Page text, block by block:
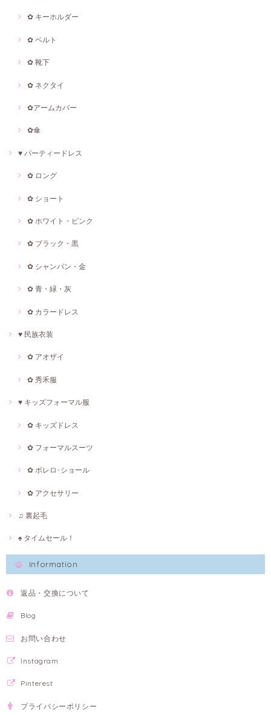
✿ キーホルダー
✿ ベルト
✿ 靴下
✿ ネクタイ
✿アームカバー
✿傘
♥ パーティードレス
✿ ロング
✿ ショート
✿ ホワイト・ピンク
✿ ブラック・黒
✿ シャンパン・金
✿ 青・緑・灰
✿ カラードレス
♥ 民族衣装
✿ アオザイ
✿ 秀禾服
♥ キッズフォーマル服
✿ キッズドレス
✿ フォーマルスーツ
✿ ボレロ･ショール
✿ アクセサリー
♫ 裏起毛
♠ タイムセール！
Information
返品・交換について
Blog
お問い合わせ
Instagram
Pinterest
プライバシーポリシー